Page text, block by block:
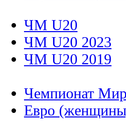
ЧМ U20
ЧМ U20 2023
ЧМ U20 2019
Чемпионат
Евро